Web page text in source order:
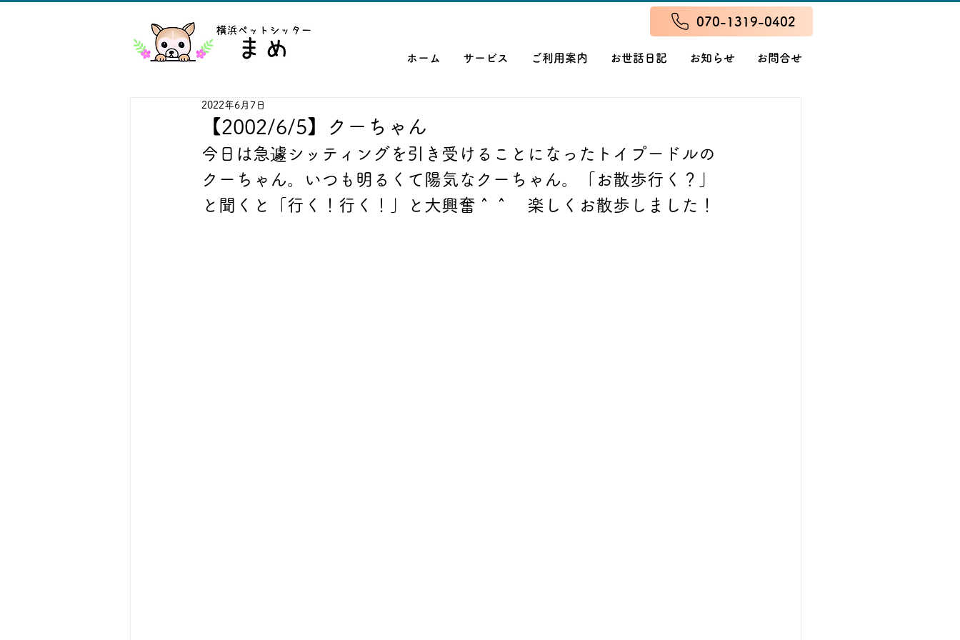
070-1319-0402
ホーム サービス ご利用案内 お世話日記 お知らせ お問合せ
【2002/6/5】クーちゃん
2022年6月7日
今日は急遽シッティングを引き受けることになったトイプードルの
クーちゃん。いつも明るくて陽気なクーちゃん。「お散歩行く？」
と聞くと「行く！行く！」と大興奮＾＾　楽しくお散歩しました！